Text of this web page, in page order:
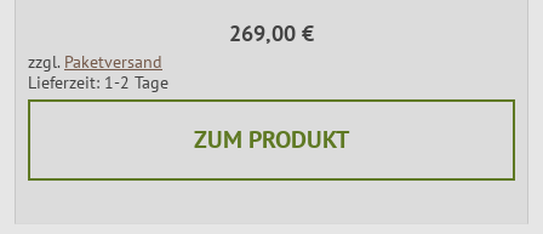
269,00 €
zzgl. Paketversand
Lieferzeit: 1-2 Tage
ZUM PRODUKT